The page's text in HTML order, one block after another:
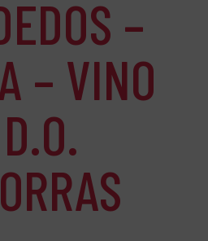
–
– VINO